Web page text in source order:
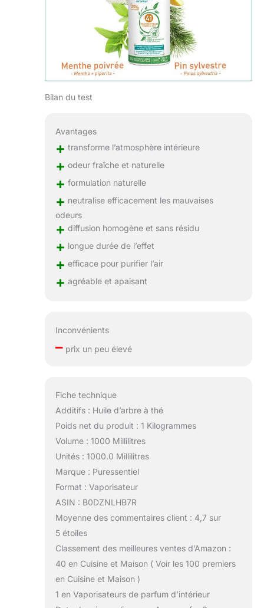
Bilan du test
Avantages
+ transforme l’atmosphère intérieure
+ odeur fraîche et naturelle
+ formulation naturelle
+ neutralise efficacement les mauvaises
odeurs
+ diffusion homogène et sans résidu
+ longue durée de l’effet
+ efficace pour purifier l’air
+ agréable et apaisant
Inconvénients
–prix un peu élevé
Fiche technique
Additifs : Huile d’arbre à thé
Poids net du produit : 1 Kilogrammes
Volume : 1000 Millilitres
Unités : 1000.0 Millilitres
Marque : Puressentiel
Format : Vaporisateur
ASIN : B0DZNLHB7R
Moyenne des commentaires client : 4,7 sur
5 étoiles
Classement des meilleures ventes d’Amazon :
40 en Cuisine et Maison ( Voir les 100 premiers
en Cuisine et Maison )
1 en Vaporisateurs de parfum d’intérieur